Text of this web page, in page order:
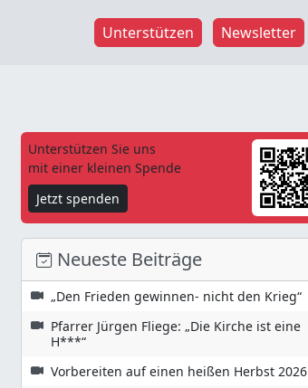
Unterstützen Newsletter
Unterstützen Sie uns
mit einer kleinen Spende
Jetzt spenden
Neueste Beiträge
„Den Frieden gewinnen- nicht den Krieg“
Pfarrer Jürgen Fliege: „Die Kirche ist eine
H***“
Vorbereiten auf einen heißen Herbst 2026